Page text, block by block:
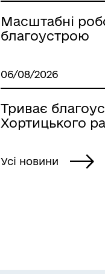
Масштабні
благоустрою
06/08/2026
Триває
Хортицького
Усі новини